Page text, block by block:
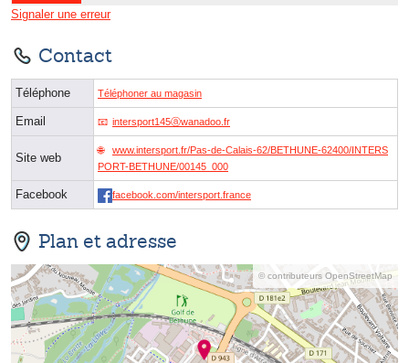
Signaler une erreur
Contact
Téléphone Téléphoner au magasin
Email intersport145ⓐwanadoo.fr
Site web
www.intersport.fr/Pas-de-Calais-62/BETHUNE-62400/INTERS
PORT-BETHUNE/00145_000
Facebook facebook.com/intersport.france
Plan et adresse
© contributeurs OpenStreetMap